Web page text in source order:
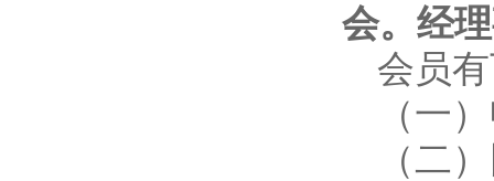
会。经
会员
（一
（二